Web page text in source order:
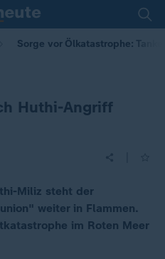
Sorge vor Ölkatastrophe:
Huthi-Angriff
Miliz steht der
weiter in Flammen.
im Roten Meer